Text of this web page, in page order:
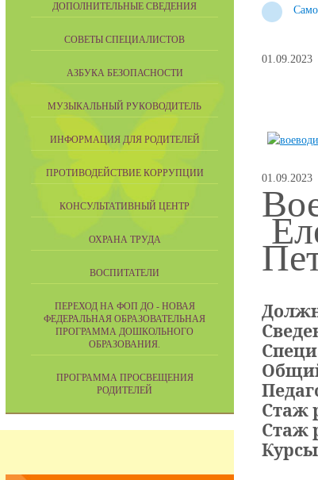
01.09.2023
01.09.2023
Стаж
Стаж
ДОПОЛНИТЕЛЬНЫЕ СВЕДЕНИЯ
СОВЕТЫ СПЕЦИАЛИСТОВ
АЗБУКА БЕЗОПАСНОСТИ
МУЗЫКАЛЬНЫЙ РУКОВОДИТЕЛЬ
ИНФОРМАЦИЯ ДЛЯ РОДИТЕЛЕЙ
ПРОТИВОДЕЙСТВИЕ КОРРУПЦИИ
КОНСУЛЬТАТИВНЫЙ ЦЕНТР
ОХРАНА ТРУДА
ВОСПИТАТЕЛИ
ПЕРЕХОД НА ФОП ДО - НОВАЯ
ФЕДЕРАЛЬНАЯ ОБРАЗОВАТЕЛЬНАЯ
ПРОГРАММА ДОШКОЛЬНОГО
ОБРАЗОВАНИЯ.
ПРОГРАММА ПРОСВЕЩЕНИЯ
РОДИТЕЛЕЙ